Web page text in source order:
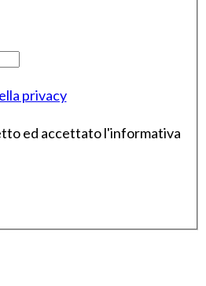
privacy
ed accettato l'informativa